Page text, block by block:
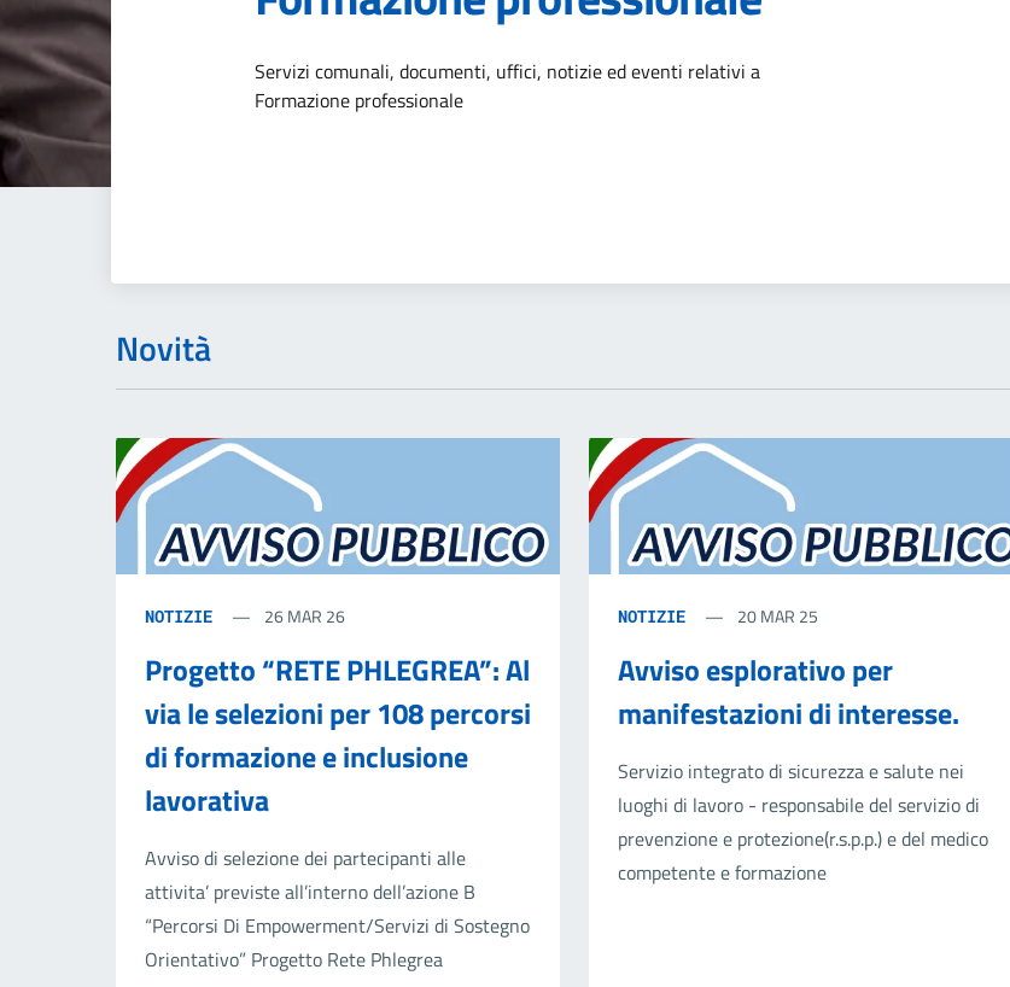
Dettagli dell'argomento
Servizi comunali, documenti, uffici, notizie ed eventi relativi a
Formazione professionale
Novità
NOTIZIE 26 MAR 26
Progetto “RETE PHLEGREA”: Al
via le selezioni per 108 percorsi
di formazione e inclusione
lavorativa
Avviso di selezione dei partecipanti alle
attivita’ previste all’interno dell’azione B
“Percorsi Di Empowerment/Servizi di Sostegno
Orientativo” Progetto Rete Phlegrea
NOTIZIE 20 MAR 25
Avviso esplorativo per
manifestazioni di interesse.
Servizio integrato di sicurezza e salute nei
luoghi di lavoro - responsabile del servizio di
prevenzione e protezione(r.s.p.p.) e del medico
competente e formazione